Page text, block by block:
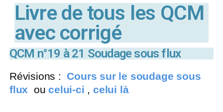
Livre de tous les QCM
avec corrigé
QCM n°19 à 21 Soudage sous flux
Révisions : Cours sur le soudage sous
flux oucelui-ci , celui là